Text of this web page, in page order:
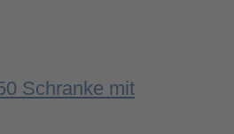
Schranke mit